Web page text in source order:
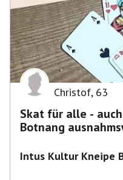
Christof, 63
Skat für alle -
Botnang
Intus Kultur Kneipe